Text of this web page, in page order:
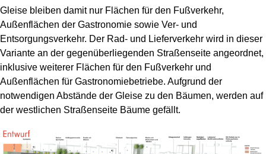
Gleise bleiben damit nur Flächen für den Fußverkehr,
Außenflächen der Gastronomie sowie Ver- und
Entsorgungsverkehr. Der Rad- und Lieferverkehr wird in dieser
Variante an der gegenüberliegenden Straßenseite angeordnet,
inklusive weiterer Flächen für den Fußverkehr und
Außenflächen für Gastronomiebetriebe. Aufgrund der
notwendigen Abstände der Gleise zu den Bäumen, werden auf
der westlichen Straßenseite Bäume gefällt.